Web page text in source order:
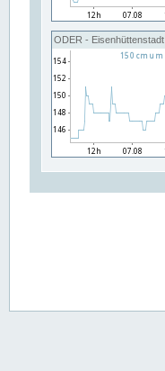
ODER - Eisenhüttenstadt